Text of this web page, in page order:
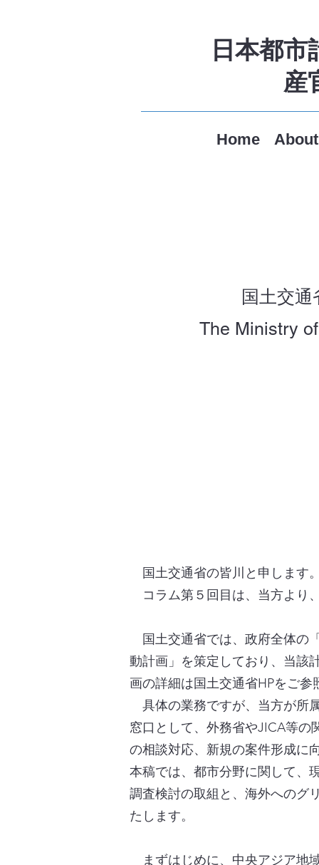
日本都
産
Home
国土交
The Ministry
国土交通省の皆川と申します
コラム第５回目は、当方より
国土交通省では、政府全体の
動計画」を策定しており、当該
画の詳細は国土交通省HPをご参
具体の業務ですが、当方が所
窓口として、外務省やJICA等の
の相談対応、新規の案件形成に
本稿では、都市分野に関して、
調査検討の取組と、海外へのグ
たします。
まずはじめに、中央アジア地